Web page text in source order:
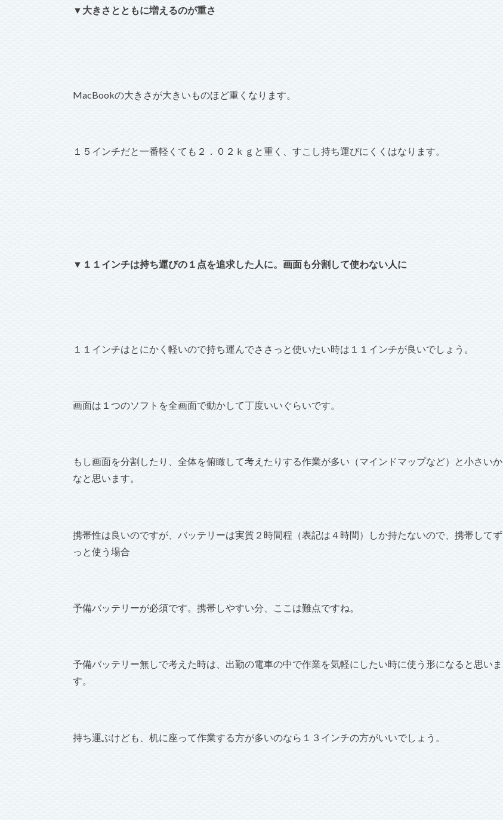
▼大きさとともに増えるのが重さ
MacBookの大きさが大きいものほど重くなります。
１５インチだと一番軽くても２．０２ｋｇと重く、すこし持ち運びにくくはなります。
▼１１インチは持ち運びの１点を追求した人に。画面も分割して使わない人に
１１インチはとにかく軽いので持ち運んでささっと使いたい時は１１インチが良いでしょう。
画面は１つのソフトを全画面で動かして丁度いいぐらいです。
もし画面を分割したり、全体を俯瞰して考えたりする作業が多い（マインドマップなど）と小さいか
なと思います。
携帯性は良いのですが、バッテリーは実質２時間程（表記は４時間）しか持たないので、携帯してず
っと使う場合
予備バッテリーが必須です。携帯しやすい分、ここは難点ですね。
予備バッテリー無しで考えた時は、出勤の電車の中で作業を気軽にしたい時に使う形になると思いま
す。
持ち運ぶけども、机に座って作業する方が多いのなら１３インチの方がいいでしょう。